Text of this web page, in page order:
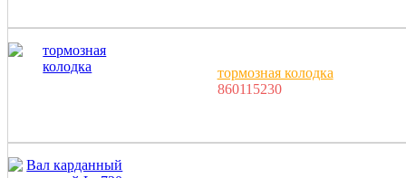
тормозная колодка
860115230